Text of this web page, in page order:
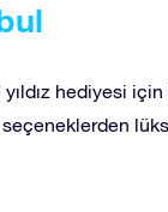
hediyesi
seçeneklerden